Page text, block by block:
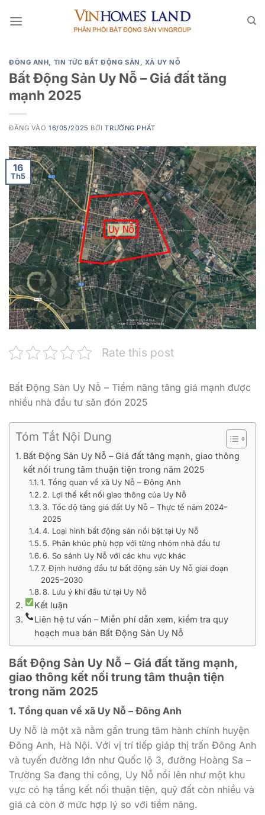
qua
ĐÔNG ANH, TIN TỨC BẤT ĐỘNG SẢN , XÃ UY NỖ
Bất Động Sản Uy Nỗ – Giá đất tăng
mạnh 2025
ĐĂNG VÀO16/05/2025 BỞITRƯỜNG PHÁT
16
Th5
Rate this post
Bất Động Sản Uy Nỗ – Tiềm năng tăng giá mạnh được
nhiều nhà đầu tư săn đón 2025
Tóm Tắt Nội Dung
Bất Động Sản Uy Nỗ – Giá đất tăng mạnh, giao thông
kết nối trung tâm thuận tiện trong năm 2025
1. Tổng quan về xã Uy Nỗ – Đông Anh
2. Lợi thế kết nối giao thông của Uy Nỗ
3. Tốc độ tăng giá đất Uy Nỗ – Thực tế năm 2024–
2025
4. Loại hình bất động sản nổi bật tại Uy Nỗ
5. Phân khúc phù hợp với từng nhóm nhà đầu tư
6. So sánh Uy Nỗ với các khu vực khác
7. Định hướng đầu tư bất động sản Uy Nỗ giai đoạn
2025–2030
8. Lưu ý khi đầu tư tại Uy Nỗ
Kết luận
Liên hệ tư vấn – Miễn phí dẫn xem, kiểm tra quy
hoạch mua bán Bất Động Sản Uy Nỗ
Bất Động Sản Uy Nỗ – Giá đất tăng mạnh,
giao thông kết nối trung tâm thuận tiện
trong năm 2025
1. Tổng quan về xã Uy Nỗ – Đông Anh
Uy Nỗ là một xã nằm gần trung tâm hành chính huyện
Đông Anh, Hà Nội. Với vị trí tiếp giáp thị trấn Đông Anh
và tuyến đường lớn như Quốc lộ 3, đường Hoàng Sa –
Trường Sa đang thi công, Uy Nỗ nổi lên như một khu
vực có hạ tầng kết nối thuận tiện, quỹ đất còn nhiều và
giá cả còn ở mức hợp lý so với tiềm năng.